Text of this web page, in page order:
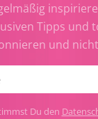
Tipps und
und
Du den